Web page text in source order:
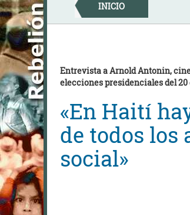
Skip
to
content
INICIO
Entrevista a Arnold Antonin,
elecciones presidenciales del
«En Haití
de todos los
social»